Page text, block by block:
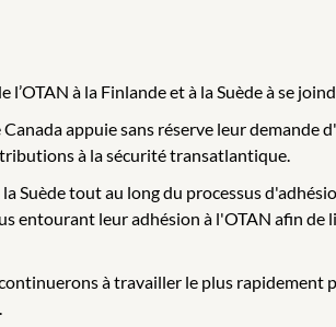
à la Finlande et à la Suède à se
appuie sans réserve leur demande
à la sécurité transatlantique.
tout au long du processus
entourant leur adhésion à l'OTAN afin
à travailler le plus rapidement